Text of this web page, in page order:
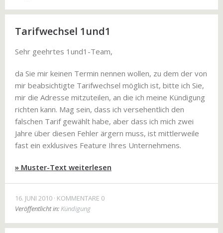
Tarifwechsel 1und1
Sehr geehrtes 1und1-Team,
da Sie mir keinen Termin nennen wollen, zu dem der von
mir beabsichtigte Tarifwechsel möglich ist, bitte ich Sie,
mir die Adresse mitzuteilen, an die ich meine Kündigung
richten kann. Mag sein, dass ich versehentlich den
falschen Tarif gewählt habe, aber dass ich mich zwei
Jahre über diesen Fehler ärgern muss, ist mittlerweile
fast ein exklusives Feature Ihres Unternehmens.
» Muster-Text weiterlesen
16. JUNI 2010 KOMMENTARE 0
Veröffentlicht in:Kündigung